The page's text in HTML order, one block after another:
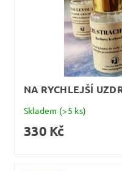
NA RYCHLEJŠÍ
Skladem (>5 ks)
330 Kč